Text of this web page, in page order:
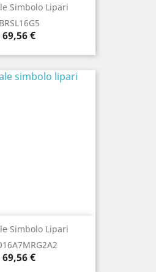
Simbolo Lipari
BRSL16G5
Prezzo
69,56 €
Simbolo Lipari
Prezzo
69,56 €